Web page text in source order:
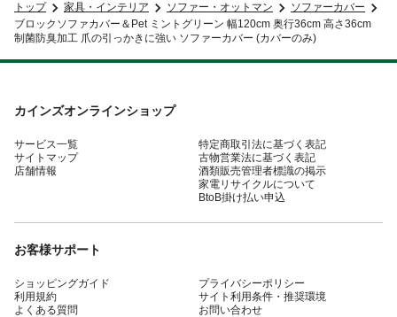
トップ 家具・インテリア ソファー・オットマン
ソファーカバー
ブロックソファカバー＆Pet ミントグリーン 幅120cm 奥行36cm 高さ36cm
制菌防臭加工 爪の引っかきに強い ソファーカバー (カバーのみ)
カインズオンラインショップ
サービス一覧
サイトマップ
店舗情報
特定商取引法に基づく表記
古物営業法に基づく表記
酒類販売管理者標識の掲示
家電リサイクルについて
BtoB掛け払い申込
お客様サポート
ショッピングガイド
利用規約
よくある質問
プライバシーポリシー
サイト利用条件・推奨環境
お問い合わせ